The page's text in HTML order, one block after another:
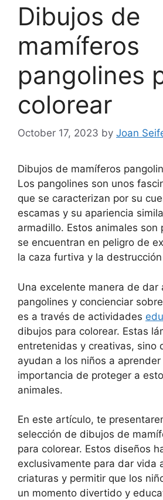
Dibujos de
mamíferos
pangolines
colorear
October 17, 2023 by Joan
Dibujos de mamíferos
Los pangolines son unos
que se caracterizan por su
escamas y su apariencia
armadillo. Estos animales son
se encuentran en peligro de
la caza furtiva y la
Una excelente manera de dar
pangolines y concienciar
es a través de actividades
dibujos para colorear. Estas
entretenidas y creativas, sino
ayudan a los niños a
importancia de proteger a
animales.
En este artículo, te
selección de dibujos de
para colorear. Estos diseños
exclusivamente para dar vida
criaturas y permitir que los
un momento divertido y